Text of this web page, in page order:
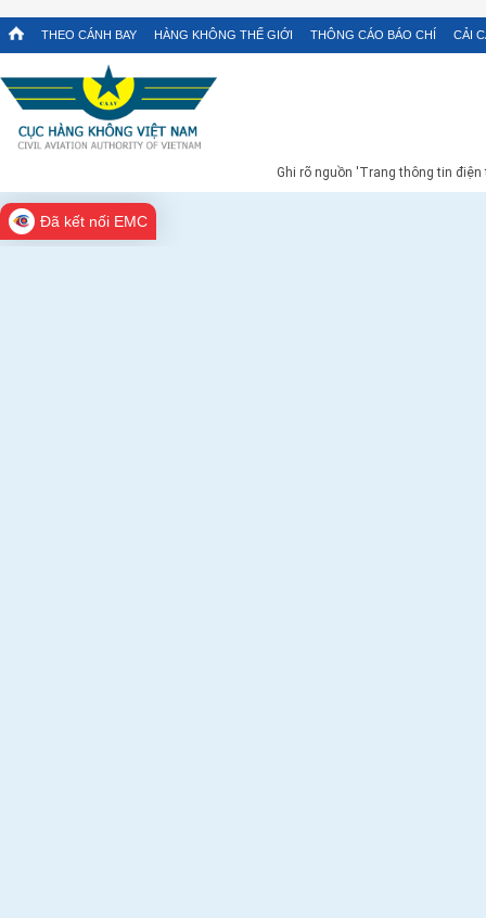
THEO CÁNH BAY HÀNG KHÔNG THẾ GIỚI THÔNG CÁO BÁO CHÍ CẢI
Ghi rõ nguồn 'Trang thông tin
Đã kết nối EMC